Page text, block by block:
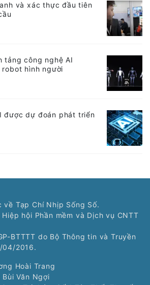
và xác thực đầu tiên
tảng công nghệ AI
robot hình người
được dự đoán phát triển
Tạp Chí Nhịp Sống Số.
hội Phần mềm và Dịch vụ CNTT
BTTTT do Bộ Thông tin và Truyền
04/2016.
Hoài Trang
Văn Ngợi